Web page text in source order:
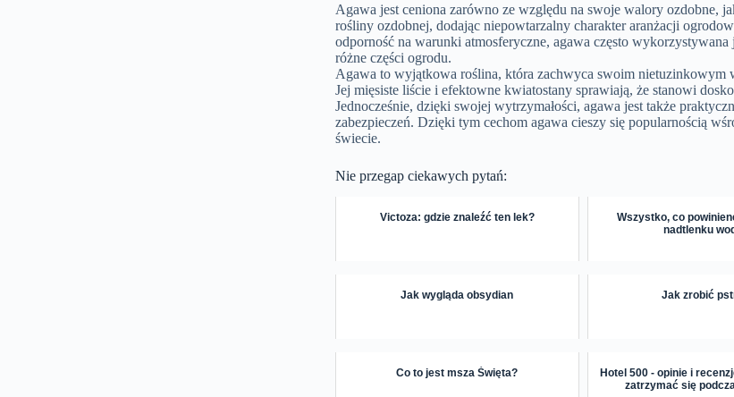
Agawa jest ceniona zarówno ze względu na swoje walory ozdobne,
rośliny ozdobnej, dodając niepowtarzalny charakter aranżacji
odporność na warunki atmosferyczne, agawa często
różne części ogrodu.
Agawa to wyjątkowa roślina, która zachwyca swoim nietuzinkowym
Jej mięsiste liście i efektowne kwiatostany sprawiają, że stanowi
Jednocześnie, dzięki swojej wytrzymałości, agawa jest także
zabezpieczeń. Dzięki tym cechom agawa cieszy się popularnością
świecie.
Nie przegap ciekawych pytań:
Victoza: gdzie znaleźć ten lek?
Wszystko, co
nadtlenku
Jak wygląda obsydian Jak zrobić
Co to jest msza Święta?
Hotel 500 - opinie i
zatrzymać się